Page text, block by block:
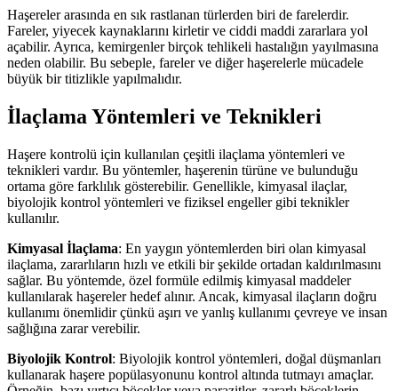
Haşereler arasında en sık rastlanan türlerden biri de farelerdir.
Fareler, yiyecek kaynaklarını kirletir ve ciddi maddi zararlara yol
açabilir. Ayrıca, kemirgenler birçok tehlikeli hastalığın yayılmasına
neden olabilir. Bu sebeple, fareler ve diğer haşerelerle mücadele
büyük bir titizlikle yapılmalıdır.
İlaçlama Yöntemleri ve Teknikleri
Haşere kontrolü için kullanılan çeşitli ilaçlama yöntemleri ve
teknikleri vardır. Bu yöntemler, haşerenin türüne ve bulunduğu
ortama göre farklılık gösterebilir. Genellikle, kimyasal ilaçlar,
biyolojik kontrol yöntemleri ve fiziksel engeller gibi teknikler
kullanılır.
Kimyasal İlaçlama: En yaygın yöntemlerden biri olan kimyasal
ilaçlama, zararlıların hızlı ve etkili bir şekilde ortadan kaldırılmasını
sağlar. Bu yöntemde, özel formüle edilmiş kimyasal maddeler
kullanılarak haşereler hedef alınır. Ancak, kimyasal ilaçların doğru
kullanımı önemlidir çünkü aşırı ve yanlış kullanımı çevreye ve insan
sağlığına zarar verebilir.
Biyolojik Kontrol: Biyolojik kontrol yöntemleri, doğal düşmanları
kullanarak haşere popülasyonunu kontrol altında tutmayı amaçlar.